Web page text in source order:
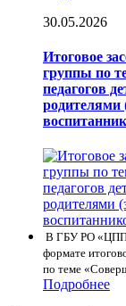
30.05.2026
Итоговое
группы по
педагогов
родителями
В ГБУ РО
формате
по теме
Подробнее